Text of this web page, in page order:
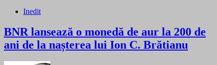
Inedit
BNR lansează o monedă de aur la 200 de
ani de la nașterea lui Ion C. Brătianu